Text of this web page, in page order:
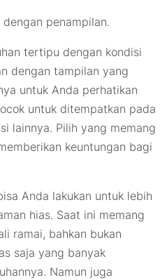
penampilan.
tertipu dengan kondisi
dengan tampilan yang
untuk Anda perhatikan
untuk ditempatkan pada
lainnya. Pilih yang memang
keuntungan bagi
Anda lakukan untuk lebih
hias. Saat ini memang
ramai, bahkan bukan
saja yang banyak
Namun juga